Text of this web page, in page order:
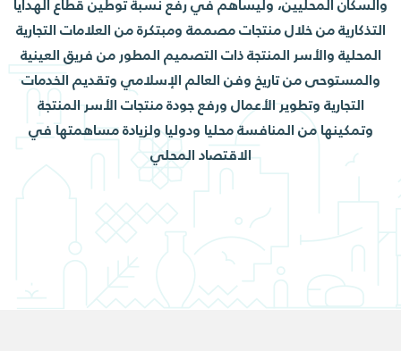
والسكان المحليين، وليساهم في رفع نسبة توطين قطاع الهدايا
التذكارية من خلال منتجات مصممة ومبتكرة من العلامات التجارية
المحلية والأسر المنتجة ذات التصميم المطور من فريق العينية
والمستوحى من تاريخ وفن العالم الإسلامي وتقديم الخدمات
التجارية وتطوير الأعمال ورفع جودة منتجات الأسر المنتجة
وتمكينها من المنافسة محليا ودوليا ولزيادة مساهمتها في
الاقتصاد المحلي